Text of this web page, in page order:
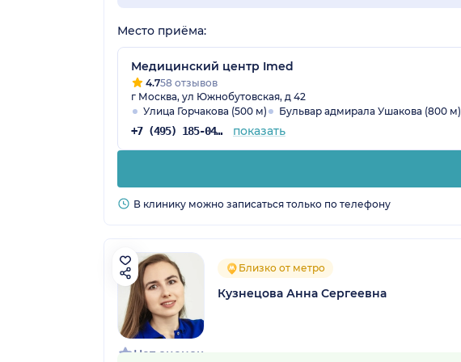
Место приёма:
Медицинский центр Imed
4.758 отзывов
г Москва, ул Южнобутовская, д 42
Улица Горчакова (500 м)
Бульвар адмирала Ушакова (800 м)
+7 (495) 185-04-87 показать
В клинику можно записаться только по телефону
Нет оценок
Близко от метро
Кузнецова Анна Сергеевна